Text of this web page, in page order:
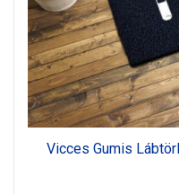
Vicces Gumis